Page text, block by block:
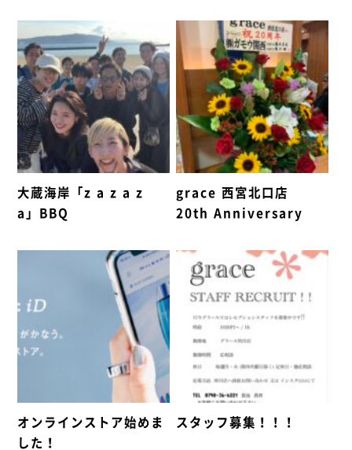
大蔵海岸「z a z a z
a」BBQ
grace 西宮北口店
20th Anniversary
オンラインストア始めま
した！
スタッフ募集！！！